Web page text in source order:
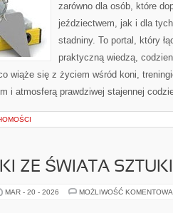
zarówno dla osób, które
jeździectwem, jak i dla
stadniny. To portal, który
praktyczną wiedzą,
wiąże się z życiem wśród koni,
i atmosferą prawdziwej stajennej
ZE ŚWIATA
MAR - 20 - 2026 MOŻLIWOŚĆ